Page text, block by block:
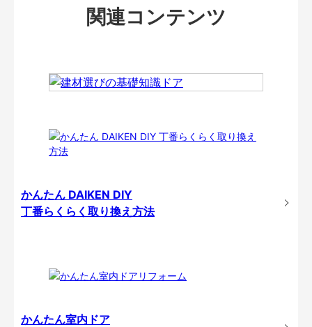
関連コンテンツ
かんたん DAIKEN DIY
丁番らくらく取り換え方法
かんたん室内ドア